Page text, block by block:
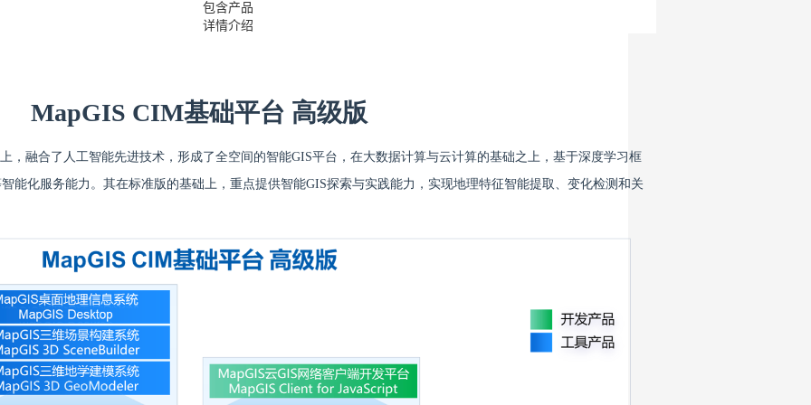
包含产品
详情介绍